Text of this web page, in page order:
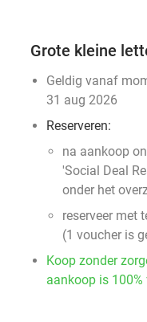
Grote kleine
Geldig vanaf
31 aug 2026
Reserveren:
na aankoop
'Social Deal
onder het
reserveer met
(1 voucher is
Koop zonder
aankoop is